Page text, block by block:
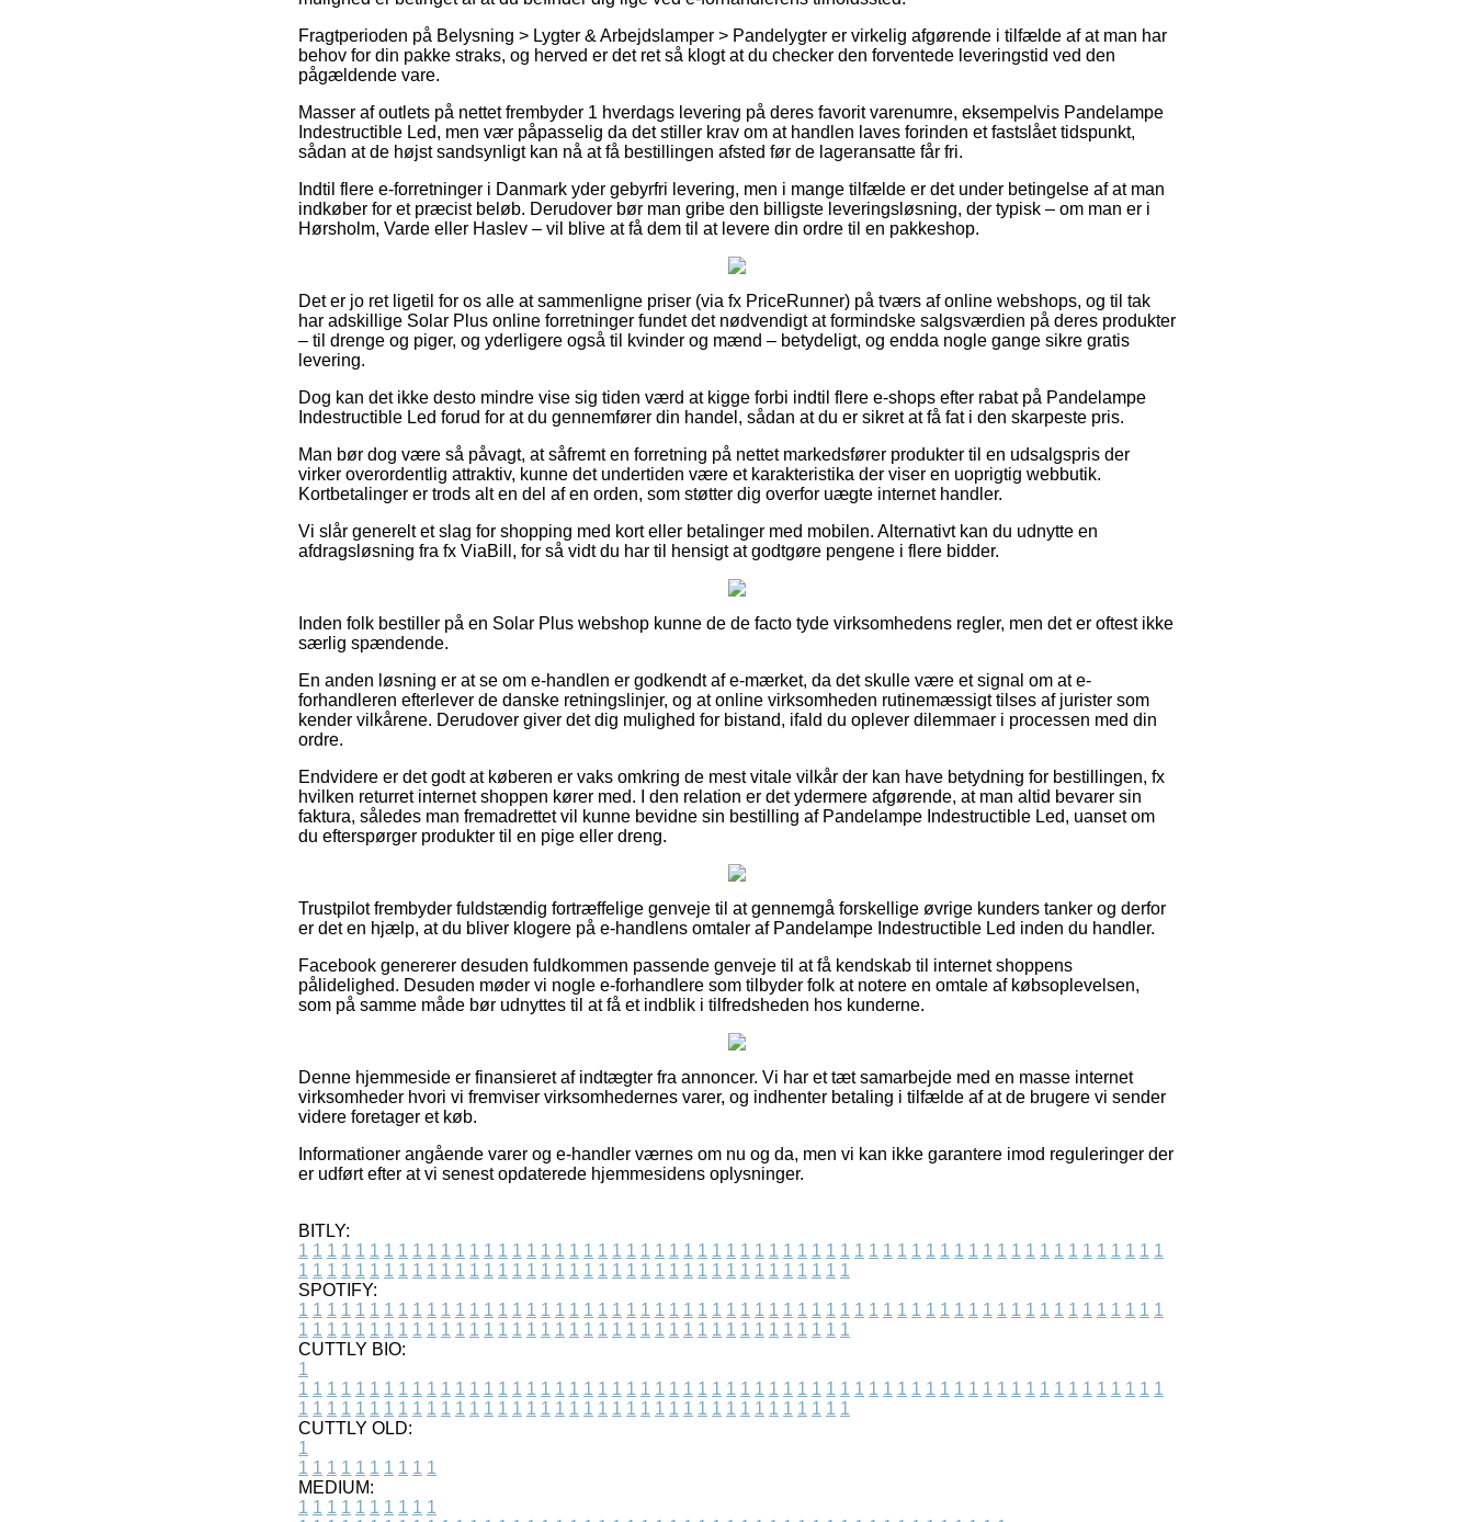
Fragtperioden på Belysning > Lygter & Arbejdslamper > Pandelygter er virkelig afgørende i tilfælde af at man har
behov for din pakke straks, og herved er det ret så klogt at du checker den forventede leveringstid ved den
pågældende vare.
Masser af outlets på nettet frembyder 1 hverdags levering på deres favorit varenumre, eksempelvis Pandelampe
Indestructible Led, men vær påpasselig da det stiller krav om at handlen laves forinden et fastslået tidspunkt,
sådan at de højst sandsynligt kan nå at få bestillingen afsted før de lageransatte får fri.
Indtil flere e-forretninger i Danmark yder gebyrfri levering, men i mange tilfælde er det under betingelse af at man
indkøber for et præcist beløb. Derudover bør man gribe den billigste leveringsløsning, der typisk – om man er i
Hørsholm, Varde eller Haslev – vil blive at få dem til at levere din ordre til en pakkeshop.
Det er jo ret ligetil for os alle at sammenligne priser (via fx PriceRunner) på tværs af online webshops, og til tak
har adskillige Solar Plus online forretninger fundet det nødvendigt at formindske salgsværdien på deres produkter
– til drenge og piger, og yderligere også til kvinder og mænd – betydeligt, og endda nogle gange sikre gratis
levering.
Dog kan det ikke desto mindre vise sig tiden værd at kigge forbi indtil flere e-shops efter rabat på Pandelampe
Indestructible Led forud for at du gennemfører din handel, sådan at du er sikret at få fat i den skarpeste pris.
Man bør dog være så påvagt, at såfremt en forretning på nettet markedsfører produkter til en udsalgspris der
virker overordentlig attraktiv, kunne det undertiden være et karakteristika der viser en uoprigtig webbutik.
Kortbetalinger er trods alt en del af en orden, som støtter dig overfor uægte internet handler.
Vi slår generelt et slag for shopping med kort eller betalinger med mobilen. Alternativt kan du udnytte en
afdragsløsning fra fx ViaBill, for så vidt du har til hensigt at godtgøre pengene i flere bidder.
Inden folk bestiller på en Solar Plus webshop kunne de de facto tyde virksomhedens regler, men det er oftest ikke
særlig spændende.
En anden løsning er at se om e-handlen er godkendt af e-mærket, da det skulle være et signal om at e-
forhandleren efterlever de danske retningslinjer, og at online virksomheden rutinemæssigt tilses af jurister som
kender vilkårene. Derudover giver det dig mulighed for bistand, ifald du oplever dilemmaer i processen med din
ordre.
Endvidere er det godt at køberen er vaks omkring de mest vitale vilkår der kan have betydning for bestillingen, fx
hvilken returret internet shoppen kører med. I den relation er det ydermere afgørende, at man altid bevarer sin
faktura, således man fremadrettet vil kunne bevidne sin bestilling af Pandelampe Indestructible Led, uanset om
du efterspørger produkter til en pige eller dreng.
Trustpilot frembyder fuldstændig fortræffelige genveje til at gennemgå forskellige øvrige kunders tanker og derfor
er det en hjælp, at du bliver klogere på e-handlens omtaler af Pandelampe Indestructible Led inden du handler.
Facebook genererer desuden fuldkommen passende genveje til at få kendskab til internet shoppens
pålidelighed. Desuden møder vi nogle e-forhandlere som tilbyder folk at notere en omtale af købsoplevelsen,
som på samme måde bør udnyttes til at få et indblik i tilfredsheden hos kunderne.
Denne hjemmeside er finansieret af indtægter fra annoncer. Vi har et tæt samarbejde med en masse internet
virksomheder hvori vi fremviser virksomhedernes varer, og indhenter betaling i tilfælde af at de brugere vi sender
videre foretager et køb.
Informationer angående varer og e-handler værnes om nu og da, men vi kan ikke garantere imod reguleringer der
er udført efter at vi senest opdaterede hjemmesidens oplysninger.
BITLY:
1 1 1 1 1 1 1 1 1 1 1 1 1 1 1 1 1 1 1 1 1 1 1 1 1 1 1 1 1 1 1 1 1 1 1 1 1 1 1 1 1 1 1 1 1 1 1 1 1 1 1 1 1 1 1 1 1 1 1 1 1
1 1 1 1 1 1 1 1 1 1 1 1 1 1 1 1 1 1 1 1 1 1 1 1 1 1 1 1 1 1 1 1 1 1 1 1 1 1 1
SPOTIFY:
1 1 1 1 1 1 1 1 1 1 1 1 1 1 1 1 1 1 1 1 1 1 1 1 1 1 1 1 1 1 1 1 1 1 1 1 1 1 1 1 1 1 1 1 1 1 1 1 1 1 1 1 1 1 1 1 1 1 1 1 1
1 1 1 1 1 1 1 1 1 1 1 1 1 1 1 1 1 1 1 1 1 1 1 1 1 1 1 1 1 1 1 1 1 1 1 1 1 1 1
CUTTLY BIO:
1
1 1 1 1 1 1 1 1 1 1 1 1 1 1 1 1 1 1 1 1 1 1 1 1 1 1 1 1 1 1 1 1 1 1 1 1 1 1 1 1 1 1 1 1 1 1 1 1 1 1 1 1 1 1 1 1 1 1 1 1 1
1 1 1 1 1 1 1 1 1 1 1 1 1 1 1 1 1 1 1 1 1 1 1 1 1 1 1 1 1 1 1 1 1 1 1 1 1 1 1
CUTTLY OLD:
1
1 1 1 1 1 1 1 1 1 1
MEDIUM:
1 1 1 1 1 1 1 1 1 1